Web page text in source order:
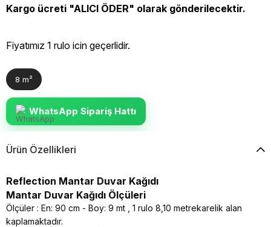
Kargo ücreti "ALICI ÖDER" olarak gönderilecektir.
Fiyatımız 1 rulo icin geçerlidir.
8 m²
WhatsApp Sipariş Hattı
Ürün Özellikleri
Reflection Mantar Duvar Kağıdı
Mantar Duvar Kağıdı Ölçüleri
Ölçüler : En: 90 cm - Boy: 9 mt , 1 rulo 8,10 metrekarelik alan
kaplamaktadır.